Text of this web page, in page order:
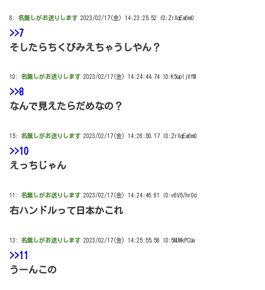
8: 名無しがお送りします 2023/02/17(金) 14:23:25.52 ID:ZrXqEa6m0
>>7
そしたらちくびみえちゃうしやん？
10: 名無しがお送りします 2023/02/17(金) 14:24:44.74 ID:K5upIjVfM
>>8
なんで見えたらだめなの？
15: 名無しがお送りします 2023/02/17(金) 14:26:50.17 ID:ZrXqEa6m0
>>10
えっちじゃん
11: 名無しがお送りします 2023/02/17(金) 14:24:46.81 ID:v6V5/hr0d
右ハンドルって日本かこれ
13: 名無しがお送りします 2023/02/17(金) 14:25:55.58 ID:5NUWkPCUa
>>11
うーんこの